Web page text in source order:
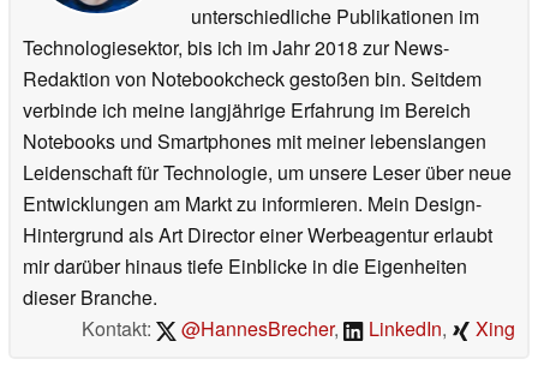
unterschiedliche Publikationen im
Technologiesektor, bis ich im Jahr 2018 zur News-
Redaktion von Notebookcheck gestoßen bin. Seitdem
verbinde ich meine langjährige Erfahrung im Bereich
Notebooks und Smartphones mit meiner lebenslangen
Leidenschaft für Technologie, um unsere Leser über neue
Entwicklungen am Markt zu informieren. Mein Design-
Hintergrund als Art Director einer Werbeagentur erlaubt
mir darüber hinaus tiefe Einblicke in die Eigenheiten
dieser Branche.
Kontakt:
@HannesBrecher, LinkedIn, Xing